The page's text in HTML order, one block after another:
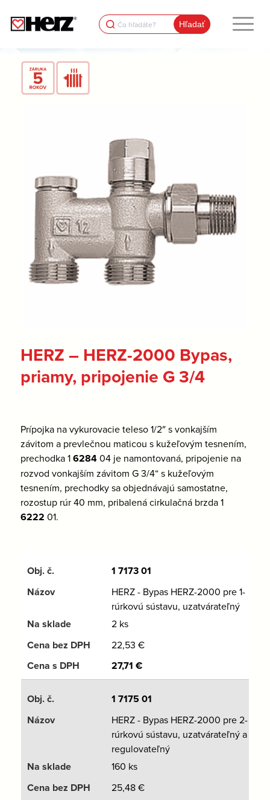
Search
for:
HERZ – HERZ-2000 Bypas,
priamy, pripojenie G 3/4
Prípojka na vykurovacie teleso 1/2″ s vonkajším
závitom a prevlečnou maticou s kužeľovým tesnením,
prechodka 1628404 je namontovaná, pripojenie na
rozvod vonkajším závitom G 3/4“ s kužeľovým
tesnením, prechodky sa objednávajú samostatne,
rozostup rúr 40 mm, pribalená cirkulačná brzda 1
6222 01.
1 7173 01
HERZ - Bypas HERZ-2000 pre 1-
rúrkovú sústavu, uzatvárateľný
2 ks
22,53 €
27,71 €
1 7175 01
HERZ - Bypas HERZ-2000 pre 2-
rúrkovú sústavu, uzatvárateľný a
regulovateľný
160 ks
25,48€